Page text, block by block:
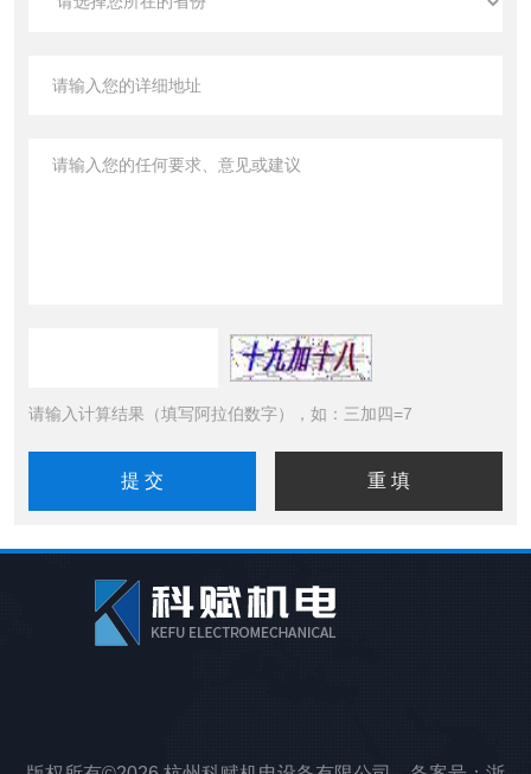
请输入计算结果（填写阿拉伯数字），如：三加四=7